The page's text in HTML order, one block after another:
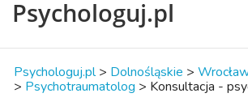
Psychologuj.pl
Psychologuj.pl > Dolnośląskie >
> Psychotraumatolog > Konsultacja -